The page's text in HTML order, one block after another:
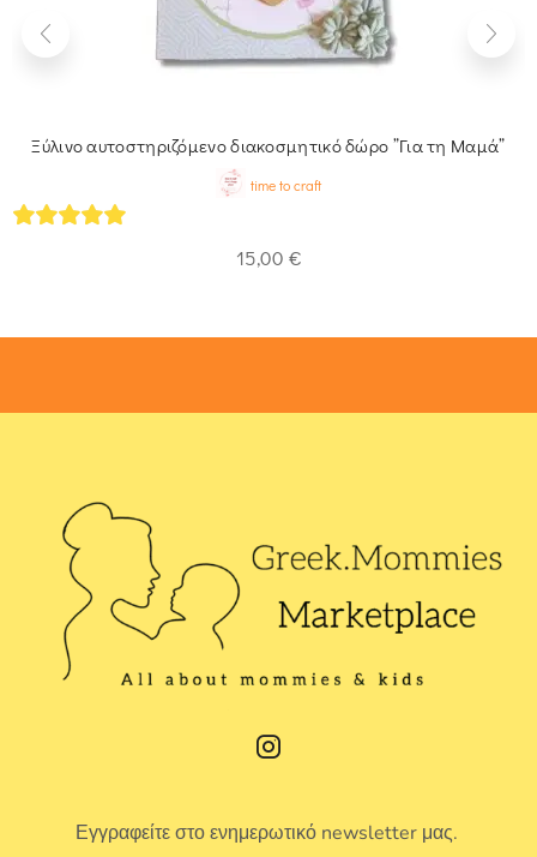
Ξύλινο αυτοστηριζόμενο διακοσμητικό δώρο ”Για τη Μαμά”
time to craft
15,00 €
Εγγραφείτε στο ενημερωτικό newsletter μας.